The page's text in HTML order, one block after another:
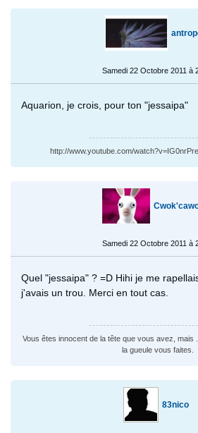
Samedi 22 Octobre 2011 à
Aquarion, je crois, pour ton "jessaipa"
http://www.youtube.com/
Samedi 22 Octobre 2011 à
Quel "jessaipa" ? =D Hihi je me
j'avais un trou. Merci en tout cas.
Vous êtes innocent de la tête que vous avez, mais
la gueule vous faites.
83nico